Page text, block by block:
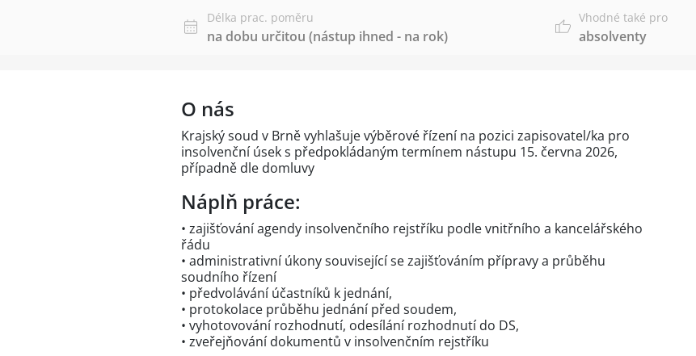
Délka prac. poměru
na dobu určitou (nástup ihned - na rok)
Vhodné také pro
absolventy
O nás
Krajský soud v Brně vyhlašuje výběrové řízení na pozici zapisovatel/ka pro
insolvenční úsek s předpokládaným termínem nástupu 15. června 2026,
případně dle domluvy
Náplň práce:
• zajišťování agendy insolvenčního rejstříku podle vnitřního a kancelářského
řádu
• administrativní úkony související se zajišťováním přípravy a průběhu
soudního řízení
• předvolávání účastníků k jednání,
• protokolace průběhu jednání před soudem,
• vyhotovování rozhodnutí, odesílání rozhodnutí do DS,
• zveřejňování dokumentů v insolvenčním rejstříku